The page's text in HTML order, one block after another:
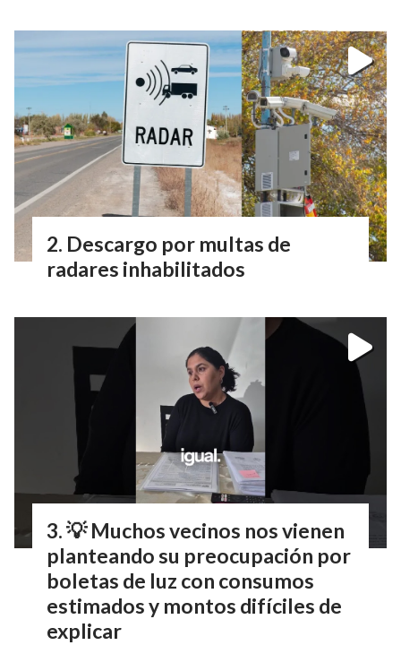
Descargo por multas de
radares inhabilitados
💡 Muchos vecinos nos vienen
planteando su preocupación por
boletas de luz con consumos
estimados y montos difíciles de
explicar